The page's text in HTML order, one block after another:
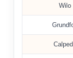
Wilo